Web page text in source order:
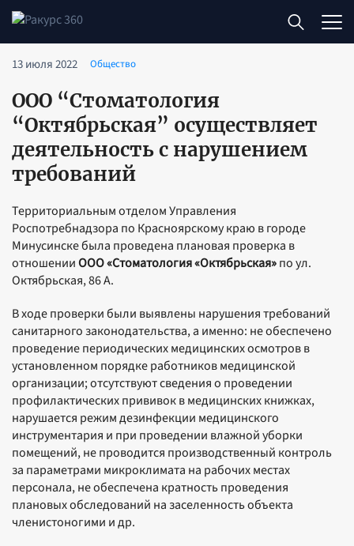
13 июля 2022 Общество
ООО “Стоматология
“Октябрьская” осуществляет
деятельность с нарушением
требований
Территориальным отделом Управления
Роспотребнадзора по Красноярскому краю в городе
Минусинске была проведена плановая проверка в
отношенииООО «Стоматология «Октябрьская»по ул.
Октябрьская, 86 А.
В ходе проверки были выявлены нарушения требований
санитарного законодательства, а именно: не обеспечено
проведение периодических медицинских осмотров в
установленном порядке работников медицинской
организации; отсутствуют сведения о проведении
профилактических прививок в медицинских книжках,
нарушается режим дезинфекции медицинского
инструментария и при проведении влажной уборки
помещений, не проводится производственный контроль
за параметрами микроклимата на рабочих местах
персонала, не обеспечена кратность проведения
плановых обследований на заселенность объекта
членистоногими и др.